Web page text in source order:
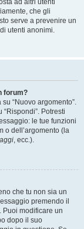
ad altri utenti
che gli
serve a prevenire un
utenti anonimi.
forum?
“Nuovo argomento”.
Potresti
le tue funzioni
o dell’argomento (la
, ecc.).
che tu non sia un
premendo il
Puoi modificare un
dopo il suo